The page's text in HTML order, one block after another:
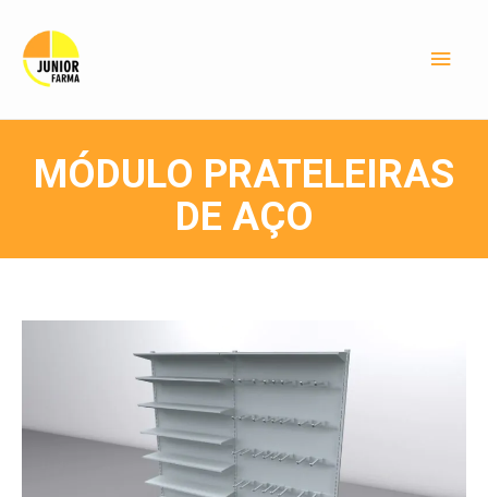
MÓDULO PRATELEIRAS
DE AÇO